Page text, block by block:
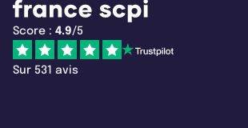
Score : 4.9/5
Sur 531 avis